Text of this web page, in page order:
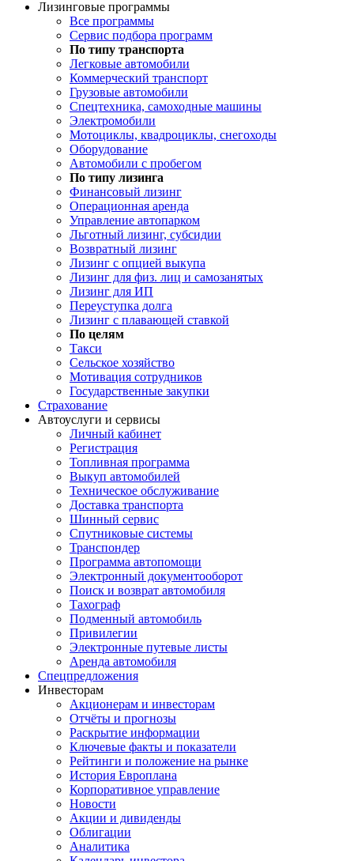
Лизинговые программы
Все программы
Сервис подбора программ
По типу транспорта
Легковые автомобили
Коммерческий транспорт
Грузовые автомобили
Спецтехника, самоходные машины
Электромобили
Мотоциклы, квадроциклы, снегоходы
Оборудование
Автомобили с пробегом
По типу лизинга
Финансовый лизинг
Операционная аренда
Управление автопарком
Льготный лизинг, субсидии
Возвратный лизинг
Лизинг с опцией выкупа
Лизинг для физ. лиц и самозанятых
Лизинг для ИП
Переуступка долга
Лизинг с плавающей ставкой
По целям
Такси
Сельское хозяйство
Мотивация сотрудников
Государственные закупки
Страхование
Автоуслуги и сервисы
Личный кабинет
Регистрация
Топливная программа
Выкуп автомобилей
Техническое обслуживание
Доставка транспорта
Шинный сервис
Спутниковые системы
Транспондер
Программа автопомощи
Электронный документооборот
Поиск и возврат автомобиля
Тахограф
Подменный автомобиль
Привилегии
Электронные путевые листы
Аренда автомобиля
Спецпредложения
Инвесторам
Акционерам и инвесторам
Отчёты и прогнозы
Раскрытие информации
Ключевые факты и показатели
Рейтинги и положение на рынке
История Европлана
Корпоративное управление
Новости
Акции и дивиденды
Облигации
Аналитика